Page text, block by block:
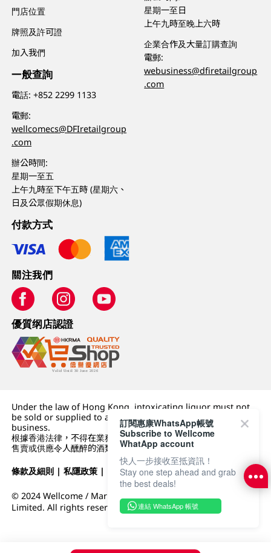
門店位置
牌照及許可證
加入我們
一般查詢
電話:+852 2299 1133
電郵:
wellcomecs@DFIretailgroup
.com
辦公時間:
星期一至五
上午九時至下午五時 (星期六、
日及公眾假期休息)
星期一至日
上午九時至晚上六時
企業合作及大量訂購查詢
電郵:
webusiness@dfiretailgroup
.com
付款方式
關注我們
優質纲店認證
Under the law of Hong Kong, intoxicating liquor must not
be sold or supplied to a minor (under 18) in the course of
business.
根據香港法律，不得在業務過程中，向未成年人 (18 歲以下人士)
售賣或供應令人醺醉的酒類。
條款及細則 |私隱政策 | DFI零售集團
© 2024 Wellcome / Market Place. The Dairy Farm Company
Limited. All rights reserved.
訂閱惠康WhatsApp帳號
Subscribe to Wellcome
WhatApp account
快人一步接收至抵資訊！
Stay one step ahead and grab
the best deals!
連結 WhatsApp 帳號